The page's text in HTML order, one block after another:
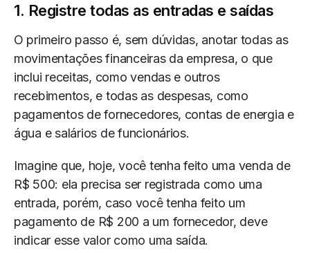
1. Registre todas as entradas e saídas
O primeiro passo é, sem dúvidas, anotar todas as
movimentações financeiras da empresa, o que
inclui receitas, como vendas e outros
recebimentos, e todas as despesas, como
pagamentos de fornecedores, contas de energia e
água e salários de funcionários.
Imagine que, hoje, você tenha feito uma venda de
R$ 500: ela precisa ser registrada como uma
entrada, porém, caso você tenha feito um
pagamento de R$ 200 a um fornecedor, deve
indicar esse valor como uma saída.